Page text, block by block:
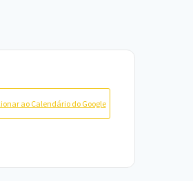
ao Calendário do Google